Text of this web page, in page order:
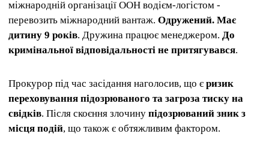
міжнародній організації ООН водієм-логістом -
перевозить міжнародний вантаж. Одружений. Має
дитину 9 років. Дружина працює менеджером. До
кримінальної відповідальності не притягувався.
Прокурор під час засідання наголосив, що є ризик
переховування підозрюваного та загроза тиску на
свідків. Після скоєння злочину підозрюваний зник з
місця подій, що також є обтяжливим фактором.